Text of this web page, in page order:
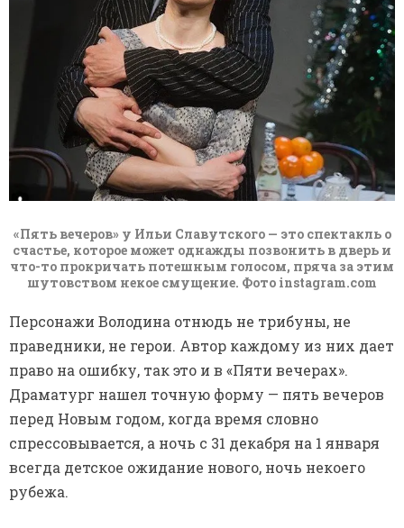
«Пять вечеров» у Ильи Славутского — это спектакль о
счастье, которое может однажды позвонить в дверь и
что-то прокричать потешным голосом, пряча за этим
шутовством некое смущение. Фото instagram.com
Персонажи Володина отнюдь не трибуны, не
праведники, не герои. Автор каждому из них дает
право на ошибку, так это и в «Пяти вечерах».
Драматург нашел точную форму — пять вечеров
перед Новым годом, когда время словно
спрессовывается, а ночь с 31 декабря на 1 января
всегда детское ожидание нового, ночь некоего
рубежа.